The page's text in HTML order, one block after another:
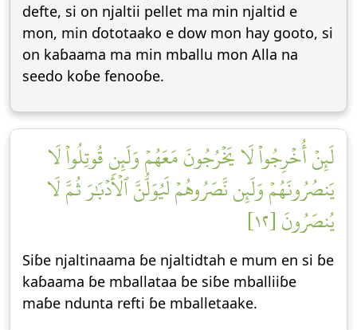
defte, si on njaltii pellet ma min njaltid e
mon, min ɗototaako e dow mon hay gooto, si
on kaɓaama ma min mballu mon Alla na
seedo koɓe fenooɓe.
لَئِنۡ أُخۡرِجُواْ لَا يَخۡرُجُونَ مَعَهُمۡ وَلَئِن قُوتِلُواْ لَا
يَنصُرُونَهُمۡ وَلَئِن نَّصَرُوهُمۡ لَيُوَلُّنَّ ٱلۡأَدۡبَٰرَ ثُمَّ لَا
يُنصَرُونَ [١٢]
Siɓe njaltinaama ɓe njaltidtah e mum en si ɓe
kaɓaama ɓe mballataa ɓe siɓe mballiiɓe
maɓe ndunta refti ɓe mballetaake.